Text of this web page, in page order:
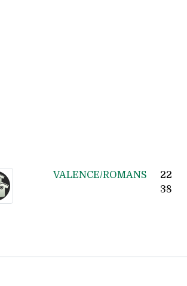
VALENCE/ROMANS
22
38